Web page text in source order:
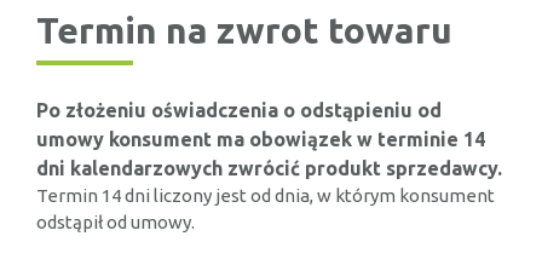
Termin na zwrot towaru
Po złożeniu oświadczenia o odstąpieniu od
umowy konsument ma obowiązek w terminie 14
dni kalendarzowych zwrócić produkt sprzedawcy.
Termin 14 dni liczony jest od dnia, w którym konsument
odstąpił od umowy.